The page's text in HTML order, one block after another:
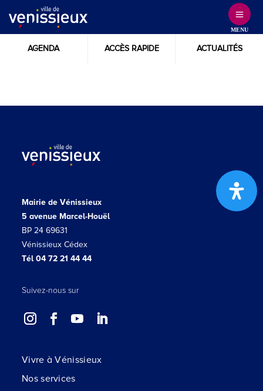
Content
MENU
AGENDA ACCÈS RAPIDE ACTUALITÉS
Mairie de Vénissieux
5 avenue Marcel-Houël
BP 24 69631
Vénissieux Cédex
Tél 04 72 21 44 44
Suivez-nous sur
Vivre à Vénissieux
Nos services